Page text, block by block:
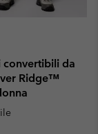
convertibili da
Ridge™